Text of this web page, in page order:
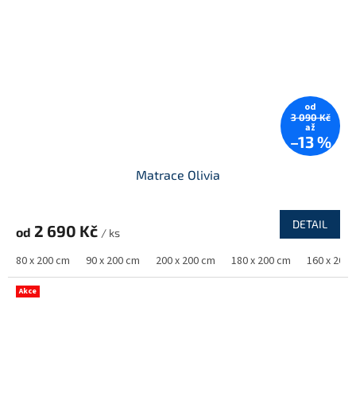
od
3 090 Kč
až
–13 %
Matrace Olivia
od 2 690 Kč / ks
DETAIL
80 x 200 cm 90 x 200 cm 200 x 200 cm 180 x 200 cm 160 x 200
Akce